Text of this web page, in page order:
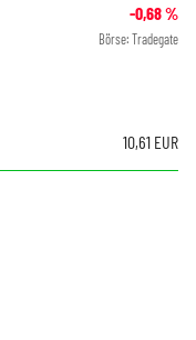
-0,68%
Börse: Tradegate
10,61 EUR